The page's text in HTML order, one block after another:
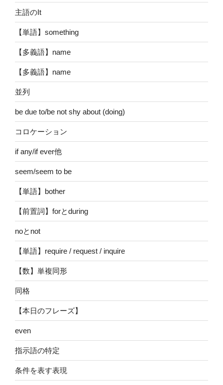
主語のIt
【単語】something
【多義語】name
【多義語】name
並列
be due to/be not shy about (doing)
コロケーション
if any/if ever他
seem/seem to be
【単語】bother
【前置詞】forとduring
noとnot
【単語】require / request / inquire
【数】単複同形
同格
【本日のフレーズ】
even
指示語の特定
条件を表す表現